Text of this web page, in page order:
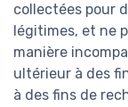
collectées pour
légitimes, et ne
manière
ultérieur à des
à des fins de